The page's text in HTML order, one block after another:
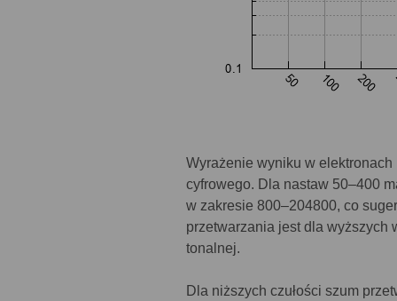
Wyrażenie wyniku w
cyfrowego. Dla nastaw 50–400
w zakresie 800–204800, co
przetwarzania jest dla wyższych
tonalnej.
Dla niższych czułości szum